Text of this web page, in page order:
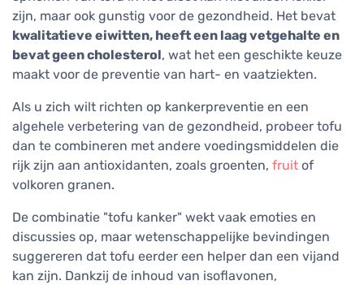
zijn, maar ook gunstig voor de gezondheid. Het bevat
kwalitatieve eiwitten, heeft een laag vetgehalte en
bevat geen cholesterol, wat het een geschikte keuze
maakt voor de preventie van hart- en vaatziekten.
Als u zich wilt richten op kankerpreventie en een
algehele verbetering van de gezondheid, probeer tofu
dan te combineren met andere voedingsmiddelen die
rijk zijn aan antioxidanten, zoals groenten, fruit of
volkoren granen.
De combinatie "tofu kanker" wekt vaak emoties en
discussies op, maar wetenschappelijke bevindingen
suggereren dat tofu eerder een helper dan een vijand
kan zijn. Dankzij de inhoud van isoflavonen,